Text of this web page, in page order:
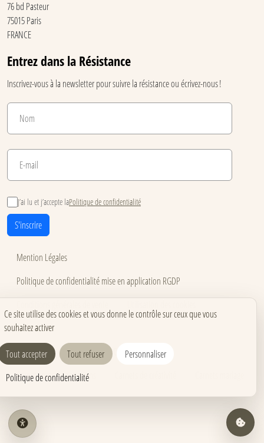
76 bd Pasteur
75015 Paris
FRANCE
Entrez dans la Résistance
Inscrivez-vous à la newsletter pour suivre la résistance ou écrivez-nous !
J’ai lu et j’accepte laPolitique de confidentialité
S'inscrire
Mention Légales
Politique de confidentialité mise en application RGDP
Accessibilité
Carnets pour événements
Carnets corporate
Carnets pros & formations
Ce site utilise des cookies et vous donne le contrôle sur ceux que vous
souhaitez activer
Tout accepter Tout refuser
Personnaliser
Politique de confidentialité